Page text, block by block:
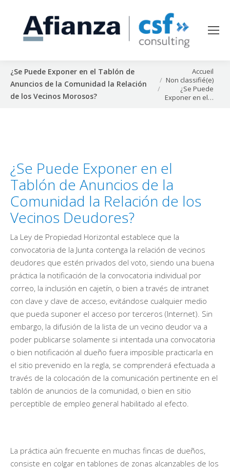
¿Se Puede Exponer en el Tablón de
Anuncios de la Comunidad la Relación
de los Vecinos Morosos?
Vous êtes ici :Accueil
Non classifié(e)
¿Se Puede
Exponer en el…
¿Se Puede Exponer en el
Tablón de Anuncios de la
Comunidad la Relación de los
Vecinos Deudores?
La Ley de Propiedad Horizontal establece que la
convocatoria de la Junta contenga la relación de vecinos
deudores que estén privados del voto, siendo una buena
práctica la notificación de la convocatoria individual por
correo, la inclusión en cajetín, o bien a través de intranet
con clave y clave de acceso, evitándose cualquier medio
que pueda suponer el acceso por terceros (Internet). Sin
embargo, la difusión de la lista de un vecino deudor va a
poder publicarse solamente si intentada una convocatoria
o bien notificación al dueño fuera imposible practicarla en
el sitio prevenido en la regla, se comprenderá efectuada a
través de la colocación de la comunicación pertinente en el
tablón de anuncios de la comunidad, o bien en sitio
perceptible de empleo general habilitado al efecto.
La práctica aún frecuente en muchas fincas de dueños,
consiste en colgar en tablones de zonas alcanzables de los